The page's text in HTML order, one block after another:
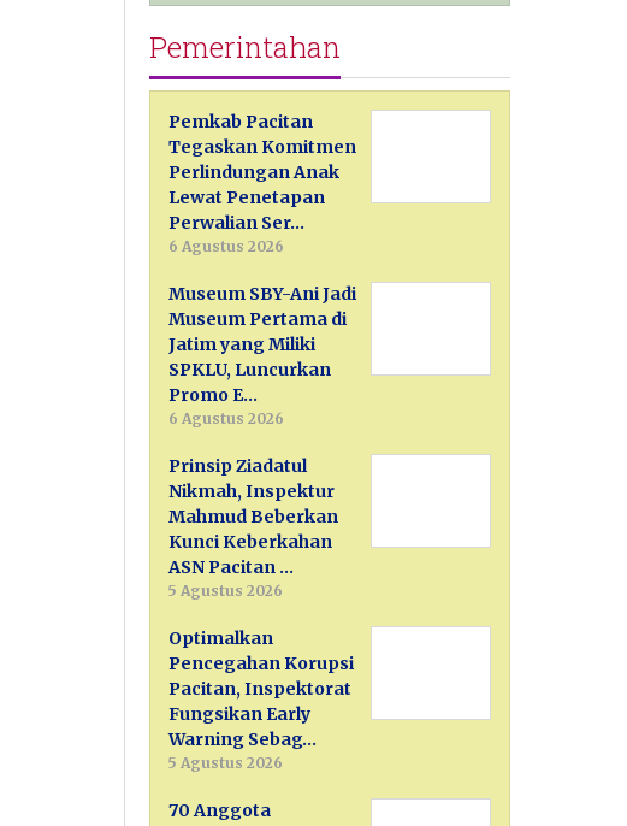
Pemerintahan
Pemkab Pacitan
Tegaskan Komitmen
Perlindungan Anak
Lewat Penetapan
Perwalian Ser…
6 Agustus 2026
Museum SBY-Ani Jadi
Museum Pertama di
Jatim yang Miliki
SPKLU, Luncurkan
Promo E…
6 Agustus 2026
Prinsip Ziadatul
Nikmah, Inspektur
Mahmud Beberkan
Kunci Keberkahan
ASN Pacitan …
5 Agustus 2026
Optimalkan
Pencegahan Korupsi
Pacitan, Inspektorat
Fungsikan Early
Warning Sebag…
5 Agustus 2026
70 Anggota